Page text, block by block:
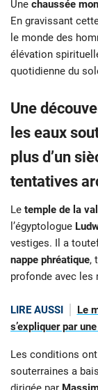
Une chaussée
En gravissant
le monde des
élévation
quotidienne du
Une
les eaux
plus d’un
tentatives
Le temple de la
l’égyptologue
vestiges. Il a
nappe phréatique,
profonde avec les
LIRE AUSSI
Le
s’expliquer par
Les conditions
souterraines a